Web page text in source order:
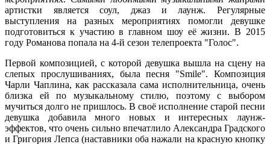
артистки является соул, джаз и лаунж. Регулярные
выступления на разных мероприятиях помогли девушке
подготовиться к участию в главном шоу её жизни. В 2015
году Романова попала на 4-й сезон телепроекта "Голос".
Первой композицией, с которой девушка вышла на сцену на
слепых прослушиваниях, была песня "Smile". Композиция
Чарли Чаплина, как рассказала сама исполнительница, очень
близка ей по музыкальному стилю, поэтому с выбором
мучиться долго не пришлось. В своё исполнение старой песни
девушка добавила много новых и интересных лаунж-
эффектов, что очень сильно впечатлило Александра Градского
и Григория Лепса (наставники оба нажали на красную кнопку